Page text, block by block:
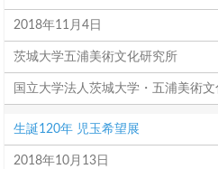
2018年11月4日
茨城大学五浦美術文化研究所
国立大学法人茨城大学・五浦美術
生誕120年 児玉希望展
2018年10月13日